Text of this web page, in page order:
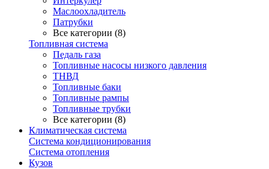
Маслоохладитель
Патрубки
Все категории (8)
Топливная система
Педаль газа
Топливные насосы низкого давления
ТНВД
Топливные баки
Топливные рампы
Топливные трубки
Все категории (8)
Климатическая система
Система кондиционирования
Система отопления
Кузов